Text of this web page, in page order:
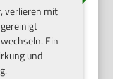
verlieren mit
Ein
und